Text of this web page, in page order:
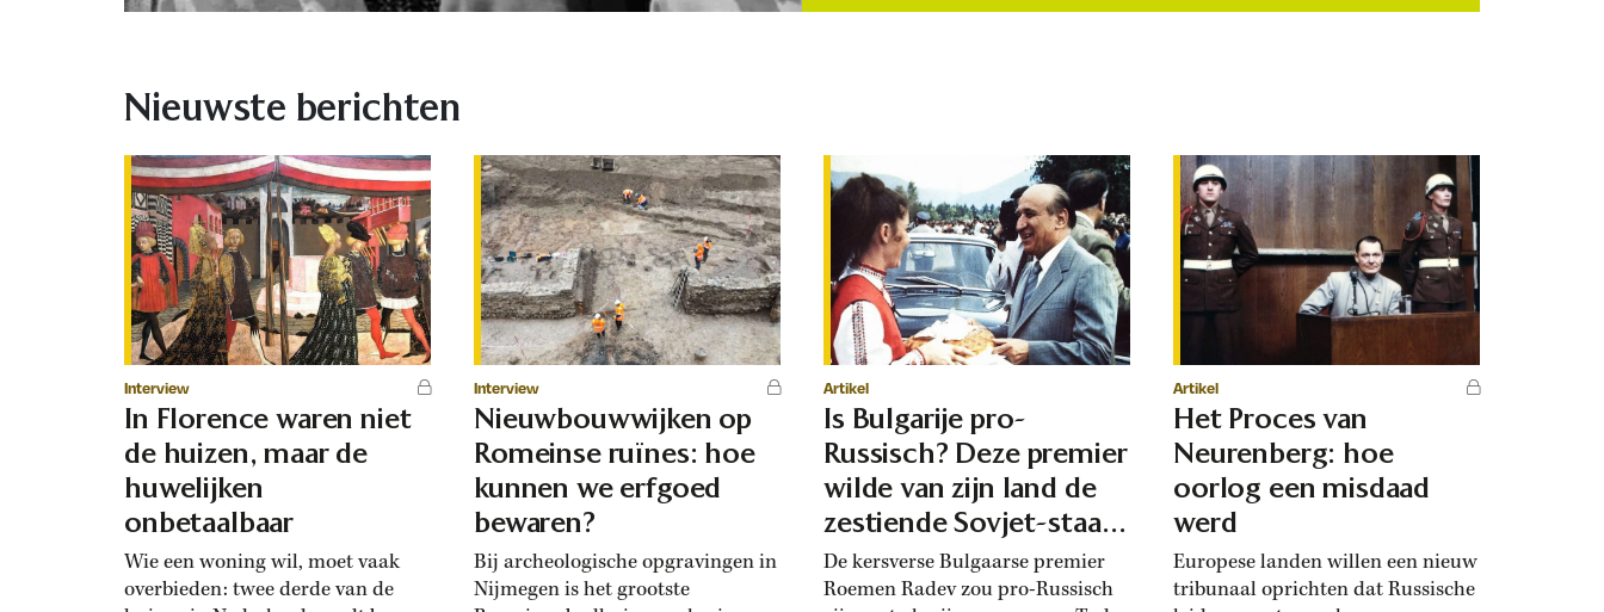
Nieuwste berichten
Interview
In Florence waren niet
de huizen, maar de
huwelijken
onbetaalbaar
Wie een woning wil, moet vaak
overbieden: twee derde van de
Interview
Nieuwbouwwijken op
Romeinse ruïnes: hoe
kunnen we erfgoed
bewaren?
Bij archeologische opgravingen in
Nijmegen is het grootste
Artikel
Is Bulgarije pro-
Russisch? Deze premier
wilde van zijn land de
zestiende Sovjet-staat
maken
De kersverse Bulgaarse premier
Roemen Radev zou pro-Russisch
Artikel
Het Proces van
Neurenberg: hoe
oorlog een misdaad
werd
Europese landen willen een nieuw
tribunaal oprichten dat Russische